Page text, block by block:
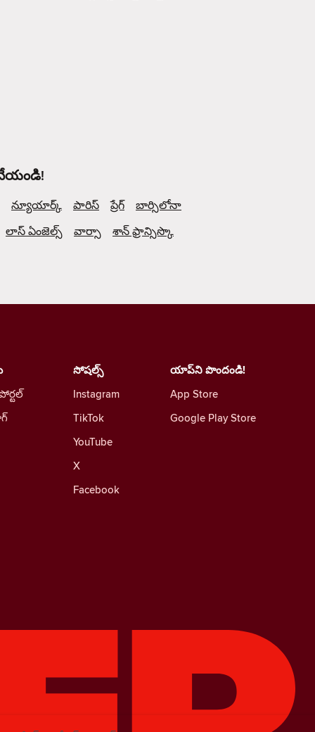
చేయండి!
న్యూయార్క్ పారిస్ ప్రేగ్
బార్సిలోనా
లాస్ ఏంజెల్స్
వార్సా శాన్ ఫ్రాన్సిస్కొ
సోషల్స్
Instagram
TikTok
YouTube
X
Facebook
యాప్‌ని పొందండి!
App Store
Google Play Store